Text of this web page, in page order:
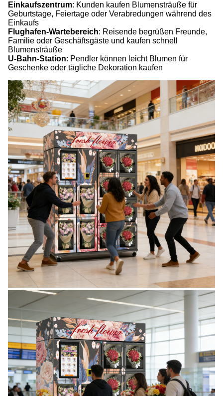
Einkaufszentrum: Kunden kaufen Blumensträuße für
Geburtstage, Feiertage oder Verabredungen während des
Einkaufs
Flughafen-Wartebereich: Reisende begrüßen Freunde,
Familie oder Geschäftsgäste und kaufen schnell
Blumensträuße
U-Bahn-Station: Pendler können leicht Blumen für
Geschenke oder tägliche Dekoration kaufen